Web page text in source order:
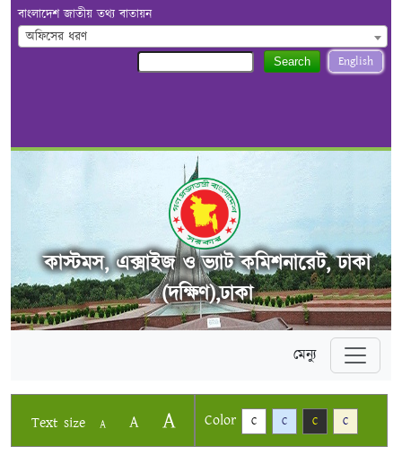
বাংলাদেশ জাতীয় তথ্য বাতায়ন
অফিসের ধরণ
English
Search
কাস্টমস, এক্সাইজ ও ভ্যাট কমিশনারেট, ঢাকা
(দক্ষিণ),ঢাকা
মেন্যু
Text size A A A Color C C C C